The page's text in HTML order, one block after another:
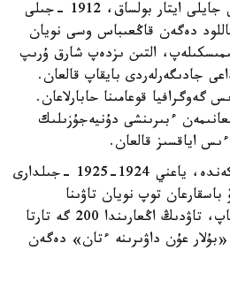
بۇل سىرماق قالاي تابىلعانى جايلى ايتار بولساق، 1912 -جىلى
دەگەن قاڭعىباس وسى نويان
التىن ىزدەپ شارق ۇرىپ
جادىگەرلەردى بايقاپ قالعان.
گەوگرافيا قوعامىنا حابارلاعان.
ءبىرىنشى دۇنيەجۇزىلىك
اياقسىز قالعان.
ارادا ءبىر مۇشەل ۋاقىت وتكەندە، ياعني 1924-1925 -جىلدارى
توپ نويان تاۋىنا
ەكسپەديتسيالىق بارلاۋ جاساپ، تاۋدىڭ اڭعارىندا 200 گە تارتا
«بۇلار عۇن داۋىرىنە ءتان» دەگەن